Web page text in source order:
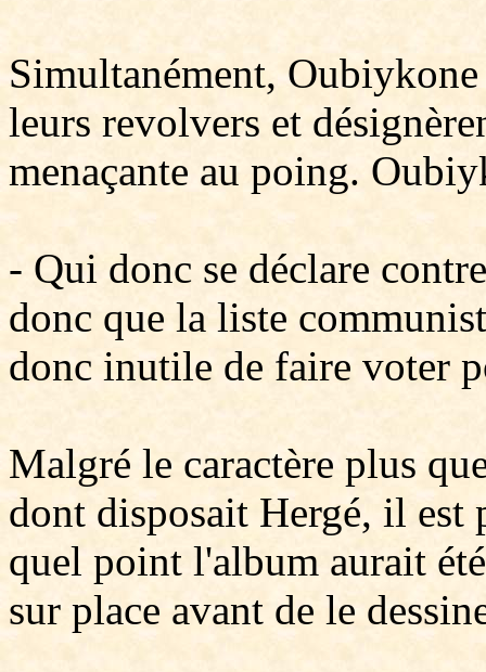
Simultanément,
leurs revolvers et
menaçante au poing.
- Qui donc se déclare
donc que la liste
donc inutile de faire voter
Malgré le caractère plus
dont disposait Hergé, il est
quel point l'album aurait
sur place avant de le